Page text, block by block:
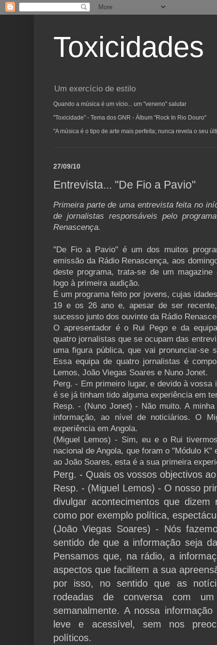
Toxicidades
Um exercício de estilo
Quando a música é um vício... um "veneno" salutar
"Toxicidade" - Tema dos GNR - Álbum "Rock In Rio Douro"
"A música é o tipo de arte mais perfeita; nunca revela o seu
27/09/10
Entrevista... "De Fio a Pavio"
Primeira parte de uma entrevista feita no
de jornalistas responsáveis pelo
Renascença.
"De Fio a Pavio" é um dos muitos
emissão da Rádio Renascença, aos
deste programa, trata-se de um
logo à primeira audição.
É um programa feito por jovens, cujas
19 e os 26 ano e, apesar de ser
sucesso junto dos ouvinte da Rádio
O apresentador é o Rui Pego e da
quatro jornalistas que se ocupam das
uma figura pública, que vai pronunciar-se
Essa equipa de quatro jornalistas é
Lemos, João Viegas Soares e Nuno Jonet.
Perg. - Em primeiro lugar, e devido à vossa
é se já tinham tido alguma experiência em
Resp. - (Nuno Jonet) - Não muito. A
informação, ao nível de noticiários. O
experiência em Angola.
(Miguel Lemos) - Sim, eu e o Rui
nacional de Angola, que foram o "Módulo K"
ao João Soares, esta é a sua primeira
Perg. - Quais os vossos objectivos
Resp. - (Miguel Lemos) - O nosso
divulgar acontecimentos que
como por exemplo política,
(João Viegas Soares) - Nós
sentido de que a informação seja
Pensamos que, na rádio, a
aspectos que facilitem a sua
por isso, no sentido que as
rodeadas de conversa com
semanalmente. A nossa
leve e acessível, sem nos
políticos.